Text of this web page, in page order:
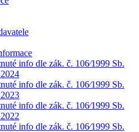
info dle zák. č. 106⁄1999 Sb.
info dle zák. č. 106⁄1999 Sb.
info dle zák. č. 106⁄1999 Sb.
info dle zák. č. 106⁄1999 Sb.